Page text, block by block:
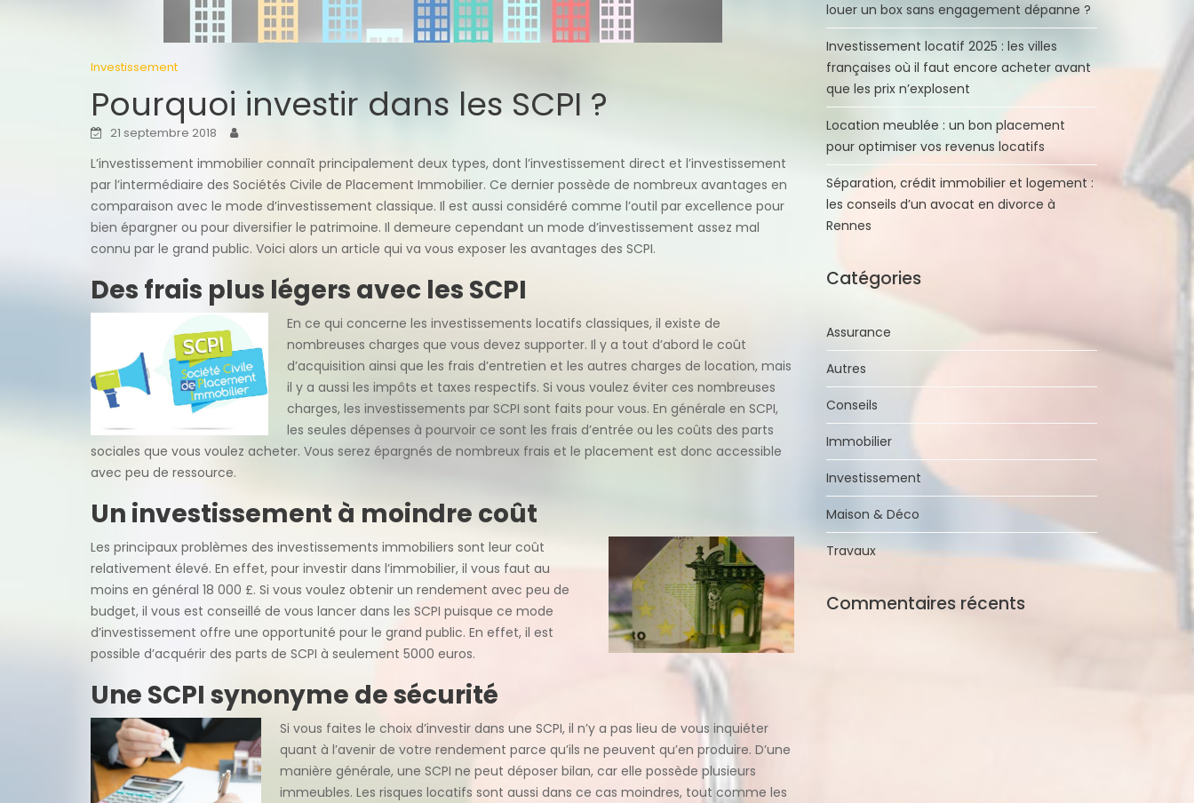
Investissement
Pourquoi investir dans les SCPI ?
21 septembre 2018
L’investissement immobilier connaît principalement deux types, dont l’investissement direct et l’investissement
par l’intermédiaire des Sociétés Civile de Placement Immobilier. Ce dernier possède de nombreux avantages en
comparaison avec le mode d’investissement classique. Il est aussi considéré comme l’outil par excellence pour
bien épargner ou pour diversifier le patrimoine. Il demeure cependant un mode d’investissement assez mal
connu par le grand public. Voici alors un article qui va vous exposer les avantages des SCPI.
Des frais plus légers avec les SCPI
En ce qui concerne les investissements locatifs classiques, il existe de
nombreuses charges que vous devez supporter. Il y a tout d’abord le coût
d’acquisition ainsi que les frais d’entretien et les autres charges de location, mais
il y a aussi les impôts et taxes respectifs. Si vous voulez éviter ces nombreuses
charges, les investissements par SCPI sont faits pour vous. En générale en SCPI,
les seules dépenses à pourvoir ce sont les frais d’entrée ou les coûts des parts
sociales que vous voulez acheter. Vous serez épargnés de nombreux frais et le placement est donc accessible
avec peu de ressource.
Un investissement à moindre coût
Les principaux problèmes des investissements immobiliers sont leur coût
relativement élevé. En effet, pour investir dans l’immobilier, il vous faut au
moins en général 18 000 £. Si vous voulez obtenir un rendement avec peu de
budget, il vous est conseillé de vous lancer dans les SCPI puisque ce mode
d’investissement offre une opportunité pour le grand public. En effet, il est
possible d’acquérir des parts de SCPI à seulement 5000 euros.
Une SCPI synonyme de sécurité
Si vous faites le choix d’investir dans une SCPI, il n’y a pas lieu de vous inquiéter
quant à l’avenir de votre rendement parce qu’ils ne peuvent qu’en produire. D’une
manière générale, une SCPI ne peut déposer bilan, car elle possède plusieurs
immeubles. Les risques locatifs sont aussi dans ce cas moindres, tout comme les
louer un box sans engagement dépanne ?
Investissement locatif 2025 : les villes
françaises où il faut encore acheter avant
que les prix n’explosent
Location meublée : un bon placement
pour optimiser vos revenus locatifs
Séparation, crédit immobilier et logement :
les conseils d’un avocat en divorce à
Rennes
Catégories
Assurance
Autres
Conseils
Immobilier
Investissement
Maison & Déco
Travaux
Commentaires récents